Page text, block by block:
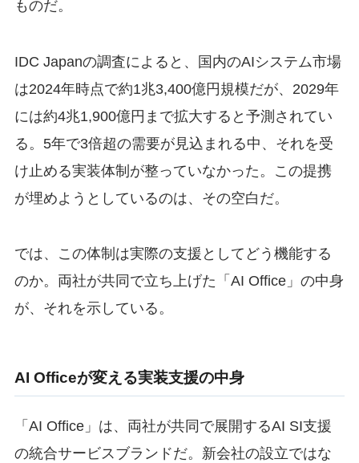
ものだ。
IDC Japanの調査によると、国内のAIシステム市場
は2024年時点で約1兆3,400億円規模だが、2029年
には約4兆1,900億円まで拡大すると予測されてい
る。5年で3倍超の需要が見込まれる中、それを受
け止める実装体制が整っていなかった。この提携
が埋めようとしているのは、その空白だ。
では、この体制は実際の支援としてどう機能する
のか。両社が共同で立ち上げた「AI Office」の中身
が、それを示している。
AI Officeが変える実装支援の中身
「AI Office」は、両社が共同で展開するAI SI支援
の統合サービスブランドだ。新会社の設立ではな